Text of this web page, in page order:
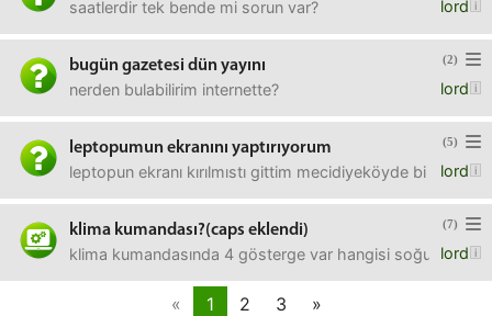
lord
saatlerdir tek bende mi sorun var?
(2)
bugün gazetesi dün yayını
lord
nerden bulabilirim internette?
(5)
leptopumun ekranını yaptırıyorum
lord
leptopun ekranı kırılmıstı gittim mecidiyeköyde bi kaç
(7)
klima kumandası?(caps eklendi)
lord
klima kumandasında 4 gösterge var hangisi soğuk üfler
« 1 2 3 »